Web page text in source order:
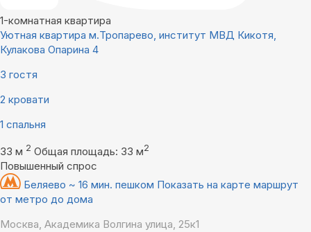
1-комнатная квартира
Уютная квартира м.Тропарево, институт МВД Кикотя,
Кулакова Опарина 4
3 гостя
2 кровати
1 спальня
33 м 2 Общая площадь: 33 м2
Повышенный спрос
Беляево ~ 16 мин. пешком Показать на карте маршрут
от метро до дома
Москва, Академика Волгина улица, 25к1